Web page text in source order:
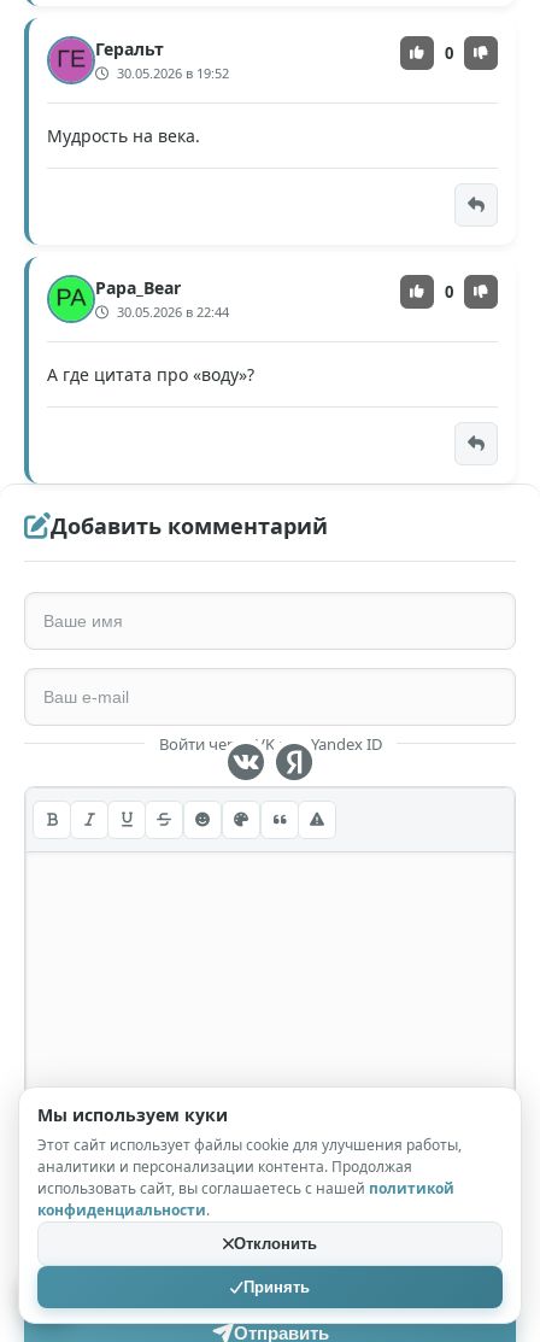
Геральт
30.05.2026 в 19:52
0
Мудрость на века.
Papa_Bear
30.05.2026 в 22:44
0
А где цитата про «воду»?
Добавить комментарий
Войти через VK или Yandex ID
Отправить
Мы используем куки
Этот сайт использует файлы cookie для улучшения работы,
аналитики и персонализации контента. Продолжая
использовать сайт, вы соглашаетесь с нашей политикой
конфиденциальности.
Отклонить
Принять